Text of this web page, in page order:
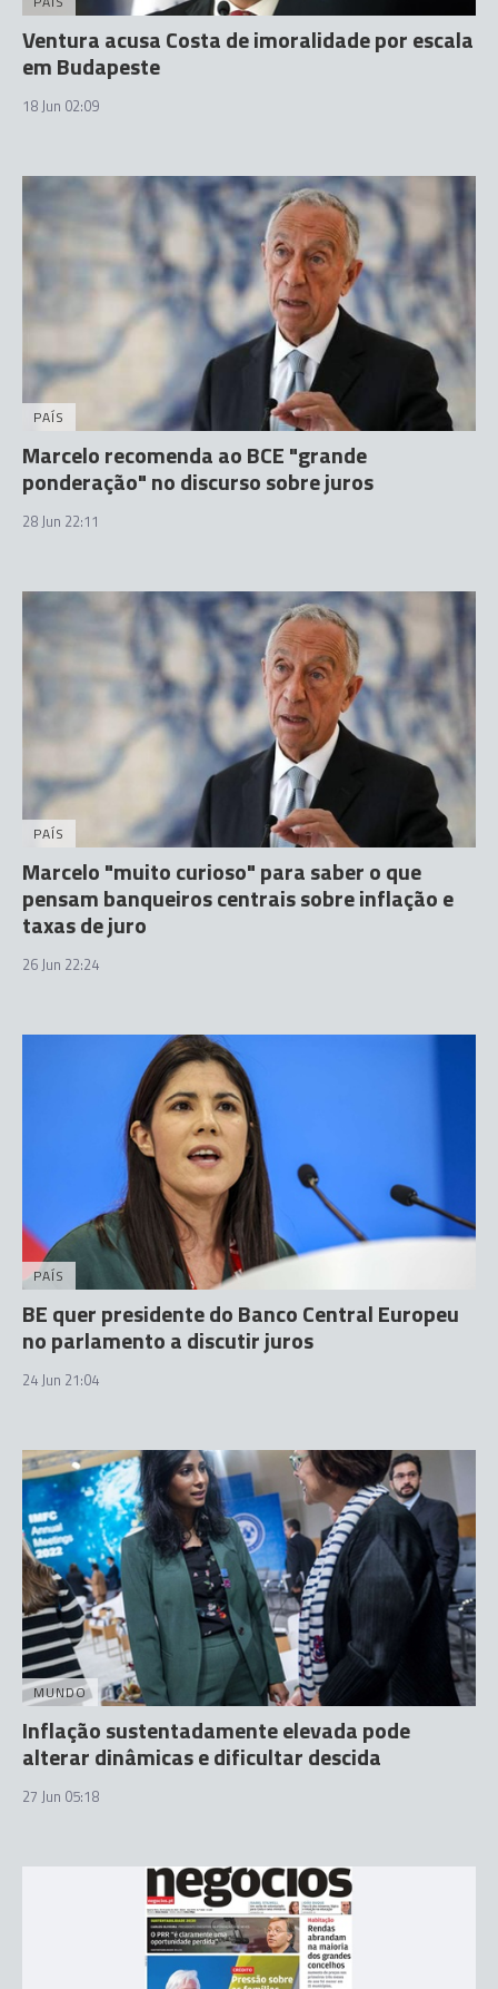
Ventura acusa Costa de imoralidade por escala
em Budapeste
18 Jun 02:09
PAÍS
Marcelo recomenda ao BCE "grande
ponderação" no discurso sobre juros
28 Jun 22:11
PAÍS
Marcelo "muito curioso" para saber o que
pensam banqueiros centrais sobre inflação e
taxas de juro
26 Jun 22:24
PAÍS
BE quer presidente do Banco Central Europeu
no parlamento a discutir juros
24 Jun 21:04
MUNDO
Inflação sustentadamente elevada pode
alterar dinâmicas e dificultar descida
27 Jun 05:18